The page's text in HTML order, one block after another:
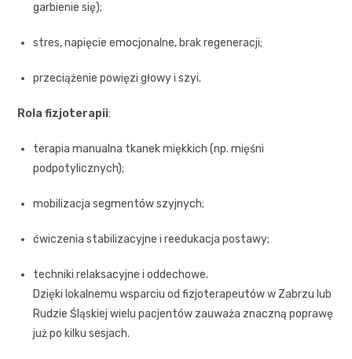
garbienie się);
stres, napięcie emocjonalne, brak regeneracji;
przeciążenie powięzi głowy i szyi.
Rola fizjoterapii:
terapia manualna tkanek miękkich (np. mięśni
podpotylicznych);
mobilizacja segmentów szyjnych;
ćwiczenia stabilizacyjne i reedukacja postawy;
techniki relaksacyjne i oddechowe.
Dzięki lokalnemu wsparciu od fizjoterapeutów w Zabrzu lub
Rudzie Śląskiej wielu pacjentów zauważa znaczną poprawę
już po kilku sesjach.